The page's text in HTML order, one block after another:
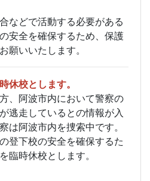
などで活動する必要がある
安全を確保するため、保護
願いいたします。
休校とします。
、阿波市内において警察の
逃走しているとの情報が入
は阿波市内を捜索中です。
登下校の安全を確保するた
臨時休校とします。